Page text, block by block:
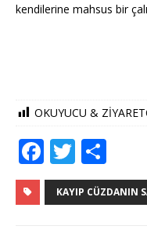
kendilerine mahsus bir
OKUYUCU &
F
a
c
T
w
it
h
ar
KAYIP CÜZDANIN